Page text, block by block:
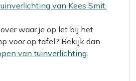
van Kees Smit.
waar je op let bij het
voor op tafel? Bekijk dan
van tuinverlichting.